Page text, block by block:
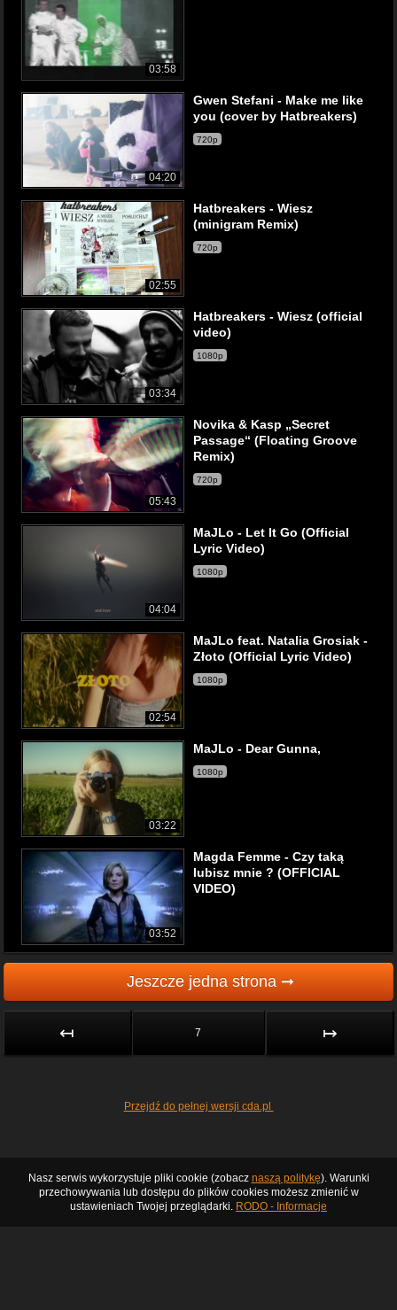
03:58
04:20
Gwen Stefani - Make me like
you (cover by Hatbreakers)
720p
02:55
Hatbreakers - Wiesz
(minigram Remix)
720p
03:34
Hatbreakers - Wiesz (official
video)
1080p
05:43
Novika & Kasp „Secret
Passage“ (Floating Groove
Remix)
720p
04:04
MaJLo - Let It Go (Official
Lyric Video)
1080p
02:54
MaJLo feat. Natalia Grosiak -
Złoto (Official Lyric Video)
1080p
03:22
MaJLo - Dear Gunna,
1080p
03:52
Magda Femme - Czy taką
lubisz mnie ? (OFFICIAL
VIDEO)
Jeszcze jedna strona ➞
↤ 7 ↦
Przejdź do pełnej wersji cda.pl
Nasz serwis wykorzystuje pliki cookie (zobacz naszą politykę). Warunki
przechowywania lub dostępu do plików cookies możesz zmienić w
ustawieniach Twojej przeglądarki. RODO - Informacje